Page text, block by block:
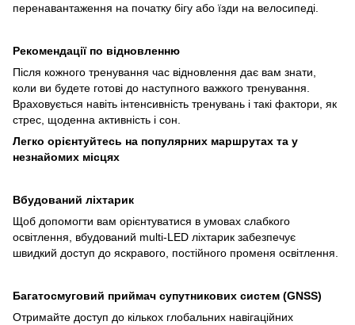
перенавантаження на початку бігу або їзди на велосипеді.
Рекомендації по відновленню
Після кожного тренування час відновлення дає вам знати,
коли ви будете готові до наступного важкого тренування.
Враховується навіть інтенсивність тренувань і такі фактори, як
стрес, щоденна активність і сон.
Легко орієнтуйтесь на популярних маршрутах та у
незнайомих місцях
Вбудований ліхтарик
Щоб допомогти вам орієнтуватися в умовах слабкого
освітлення, вбудований multi-LED ліхтарик забезпечує
швидкий доступ до яскравого, постійного променя освітлення.
Багатосмуговий приймач супутникових систем (GNSS)
Отримайте доступ до кількох глобальних навігаційних